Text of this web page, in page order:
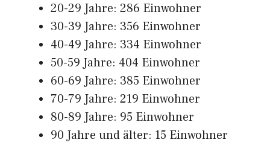
20-29 Jahre: 286 Einwohner
30-39 Jahre: 356 Einwohner
40-49 Jahre: 334 Einwohner
50-59 Jahre: 404 Einwohner
60-69 Jahre: 385 Einwohner
70-79 Jahre: 219 Einwohner
80-89 Jahre: 95 Einwohner
90 Jahre und älter: 15 Einwohner